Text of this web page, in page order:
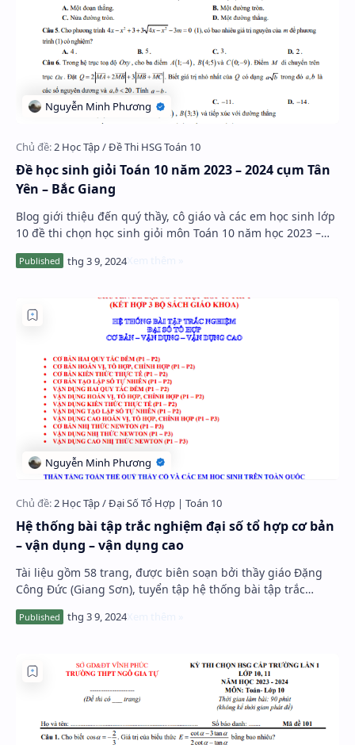
Đề học sinh giỏi Toán 10 năm 2023 – 2024 cụm Tân
Yên – Bắc Giang
Blog giới thiệu đến quý thầy, cô giáo và các em học sinh lớp
10 đề thi chọn học sinh giỏi môn Toán 10 năm học 2023 –
2024 cụm Tân Yên, tỉnh Bắc Giang…
Hệ thống bài tập trắc nghiệm đại số tổ hợp cơ bản
– vận dụng – vận dụng cao
Tài liệu gồm 58 trang, được biên soạn bởi thầy giáo Đặng
Công Đức (Giang Sơn), tuyển tập hệ thống bài tập trắc